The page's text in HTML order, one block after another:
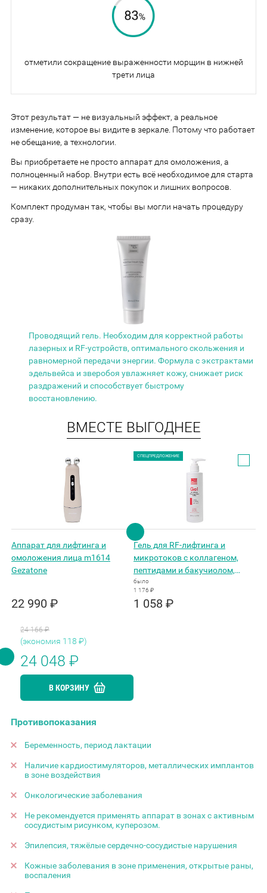
отметили сокращение выраженности морщин в нижней
трети лица
Этот результат — не визуальный эффект, а реальное
изменение, которое вы видите в зеркале. Потому что работает
не обещание, а технологии.
Вы приобретаете не просто аппарат для омоложения, а
полноценный набор. Внутри есть всё необходимое для старта
— никаких дополнительных покупок и лишних вопросов.
Комплект продуман так, чтобы вы могли начать процедуру
сразу.
Проводящий гель. Необходим для корректной работы
лазерных и RF-устройств, оптимального скольжения и
равномерной передачи энергии. Формула с экстрактами
эдельвейса и зверобоя увлажняет кожу, снижает риск
раздражений и способствует быстрому
восстановлению.
ВМЕСТЕ ВЫГОДНЕЕ
Аппарат для лифтинга и
омоложения лица m1614
Gezatone
22 990 ₽
СПЕЦПРЕДЛОЖЕНИЕ
Гель для RF-лифтинга и
микротоков с коллагеном,
пептидами и бакучиолом,
Beauty Style, 250 мл
было
1 176 ₽
1 058 ₽
24 166₽
(экономия 118 ₽)
24 048 ₽
В КОРЗИНУ
Противопоказания
Беременность, период лактации
Наличие кардиостимуляторов, металлических имплантов
в зоне воздействия
Онкологические заболевания
Не рекомендуется применять аппарат в зонах с активным
сосудистым рисунком, куперозом.
Эпилепсия, тяжёлые сердечно-сосудистые нарушения
Кожные заболевания в зоне применения, открытые раны,
воспаления